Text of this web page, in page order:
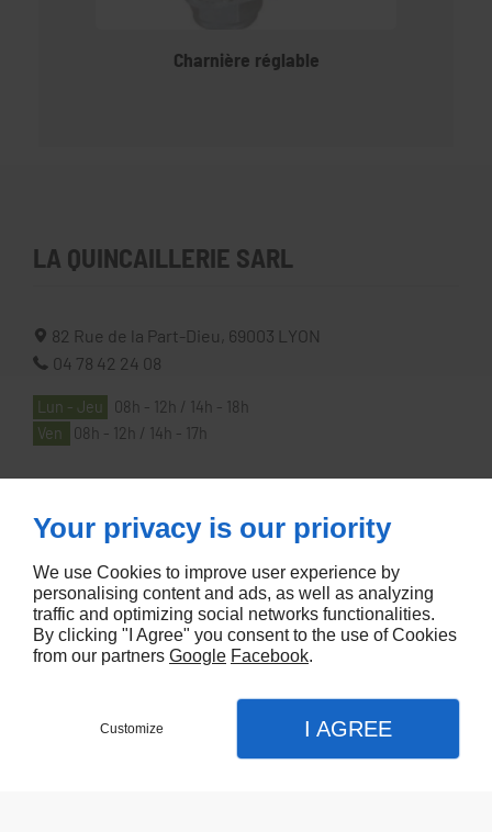
Charnière réglable
LA QUINCAILLERIE SARL
82 Rue de la Part-Dieu, 69003
LYON
04 78 42 24 08
Lun - Jeu
08h - 12h / 14h - 18h
Ven
08h - 12h / 14h - 17h
À PROPOS
Accueil
Contactez-nous
Mentions légales
Plan du site
Your privacy is our priority
We use Cookies to improve user experience by
personalising content and ads, as well as analyzing
traffic and optimizing social networks functionalities.
By clicking "I Agree" you consent to the use of Cookies
from our partners Google Facebook.
Customize I AGREE